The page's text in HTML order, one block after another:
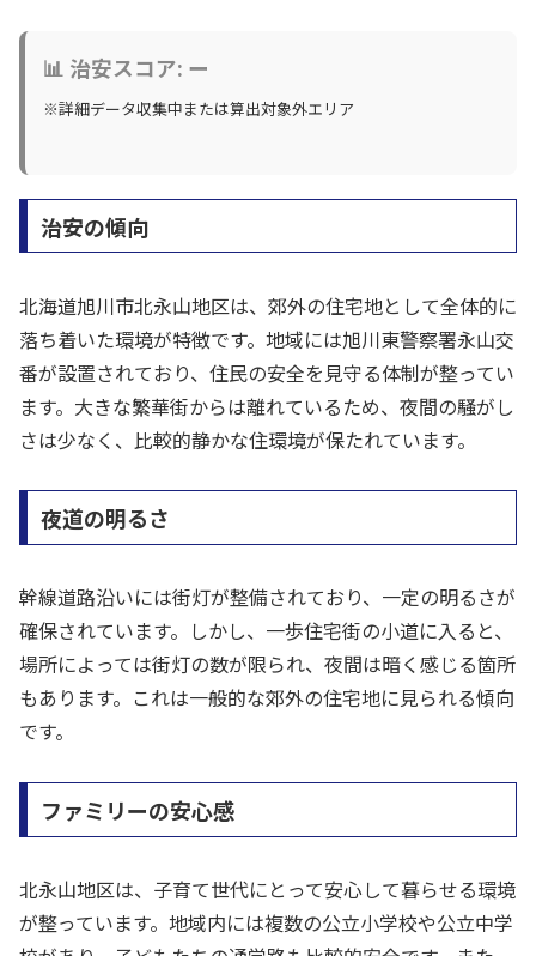
📊 治安スコア: ー
※詳細データ収集中または算出対象外エリア
治安の傾向
北海道旭川市北永山地区は、郊外の住宅地として全体的に
落ち着いた環境が特徴です。地域には旭川東警察署永山交
番が設置されており、住民の安全を見守る体制が整ってい
ます。大きな繁華街からは離れているため、夜間の騒がし
さは少なく、比較的静かな住環境が保たれています。
夜道の明るさ
幹線道路沿いには街灯が整備されており、一定の明るさが
確保されています。しかし、一歩住宅街の小道に入ると、
場所によっては街灯の数が限られ、夜間は暗く感じる箇所
もあります。これは一般的な郊外の住宅地に見られる傾向
です。
ファミリーの安心感
北永山地区は、子育て世代にとって安心して暮らせる環境
が整っています。地域内には複数の公立小学校や公立中学